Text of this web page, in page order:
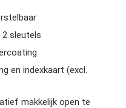
2 sleutels
en indexkaart (excl.
makkelijk open te